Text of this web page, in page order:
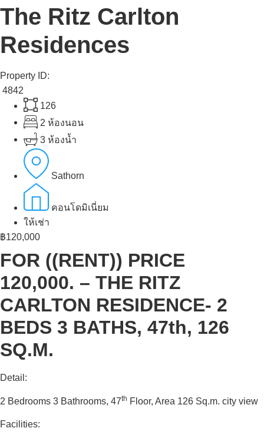
The Ritz Carlton
Residences
Property ID:
4842
126
2 ห้องนอน
3 ห้องน้ำ
Sathorn
คอนโดมิเนี่ยม
ให้เช่า
฿120,000
FOR ((RENT)) PRICE
120,000. – THE RITZ
CARLTON RESIDENCE- 2
BEDS 3 BATHS, 47th, 126
SQ.M.
Detail:
2 Bedrooms 3 Bathrooms, 47th Floor, Area 126 Sq.m. city view
Facilities: